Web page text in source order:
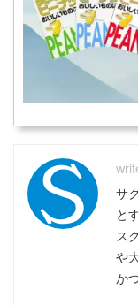
サ
と
ス
や
か